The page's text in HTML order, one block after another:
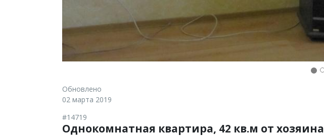
Обновлено
02 марта 2019
Однокомнатная квартира, 42 кв.м от хозяина
#14719